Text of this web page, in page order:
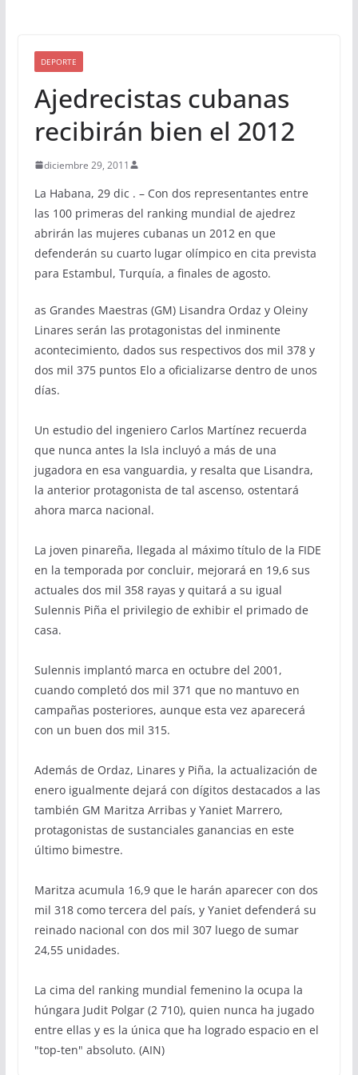
DEPORTE
Ajedrecistas cubanas
recibirán bien el 2012
diciembre 29, 2011
La Habana, 29 dic . – Con dos representantes entre
las 100 primeras del ranking mundial de ajedrez
abrirán las mujeres cubanas un 2012 en que
defenderán su cuarto lugar olímpico en cita prevista
para Estambul, Turquía, a finales de agosto.
as Grandes Maestras (GM) Lisandra Ordaz y Oleiny
Linares serán las protagonistas del inminente
acontecimiento, dados sus respectivos dos mil 378 y
dos mil 375 puntos Elo a oficializarse dentro de unos
días.
Un estudio del ingeniero Carlos Martínez recuerda
que nunca antes la Isla incluyó a más de una
jugadora en esa vanguardia, y resalta que Lisandra,
la anterior protagonista de tal ascenso, ostentará
ahora marca nacional.
La joven pinareña, llegada al máximo título de la FIDE
en la temporada por concluir, mejorará en 19,6 sus
actuales dos mil 358 rayas y quitará a su igual
Sulennis Piña el privilegio de exhibir el primado de
casa.
Sulennis implantó marca en octubre del 2001,
cuando completó dos mil 371 que no mantuvo en
campañas posteriores, aunque esta vez aparecerá
con un buen dos mil 315.
Además de Ordaz, Linares y Piña, la actualización de
enero igualmente dejará con dígitos destacados a las
también GM Maritza Arribas y Yaniet Marrero,
protagonistas de sustanciales ganancias en este
último bimestre.
Maritza acumula 16,9 que le harán aparecer con dos
mil 318 como tercera del país, y Yaniet defenderá su
reinado nacional con dos mil 307 luego de sumar
24,55 unidades.
La cima del ranking mundial femenino la ocupa la
húngara Judit Polgar (2 710), quien nunca ha jugado
entre ellas y es la única que ha logrado espacio en el
"top-ten" absoluto. (AIN)